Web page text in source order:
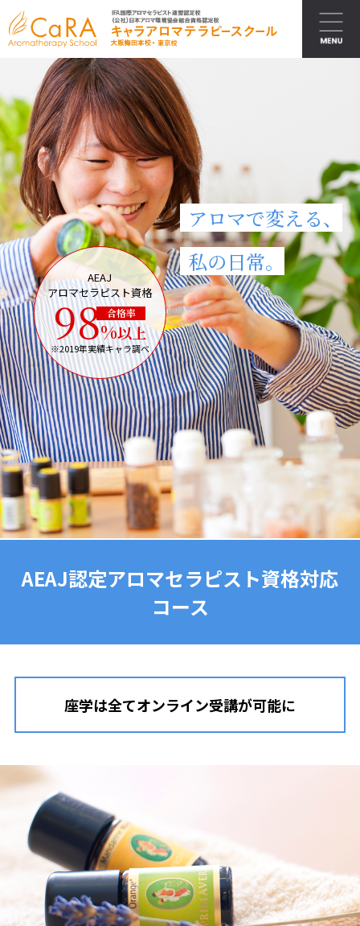
アロマで変える、
私の日常。
AEAJ
アロマセラピスト資格
98%以上
合格率
※2019年実績キャラ調べ
AEAJ認定アロマセラピスト資格対応
コース
座学は全てオンライン受講が可能に